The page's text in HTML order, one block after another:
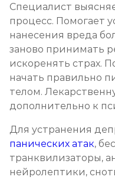
Специалист
процесс. Помогает
нанесения вреда
заново принимать
искоренять страх.
начать правильно
телом.
дополнительно к
Для устранения
панических атак,
транквилизаторы,
нейролептики,